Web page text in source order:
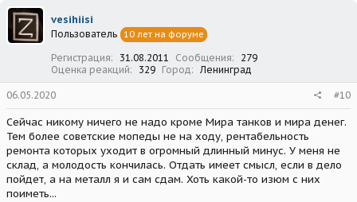
vesihiisi
Пользователь 10 лет на форуме
Регистрация 31.08.2011 Сообщения
279
Оценка реакций
329 Город Ленинград
06.05.2020 #10
Сейчас никому ничего не надо кроме Мира танков и мира денег.
Тем более советские мопеды не на ходу, рентабельность
ремонта которых уходит в огромный длинный минус. У меня не
склад, а молодость кончилась. Отдать имеет смысл, если в дело
пойдет, а на металл я и сам сдам. Хоть какой-то изюм с них
поиметь...